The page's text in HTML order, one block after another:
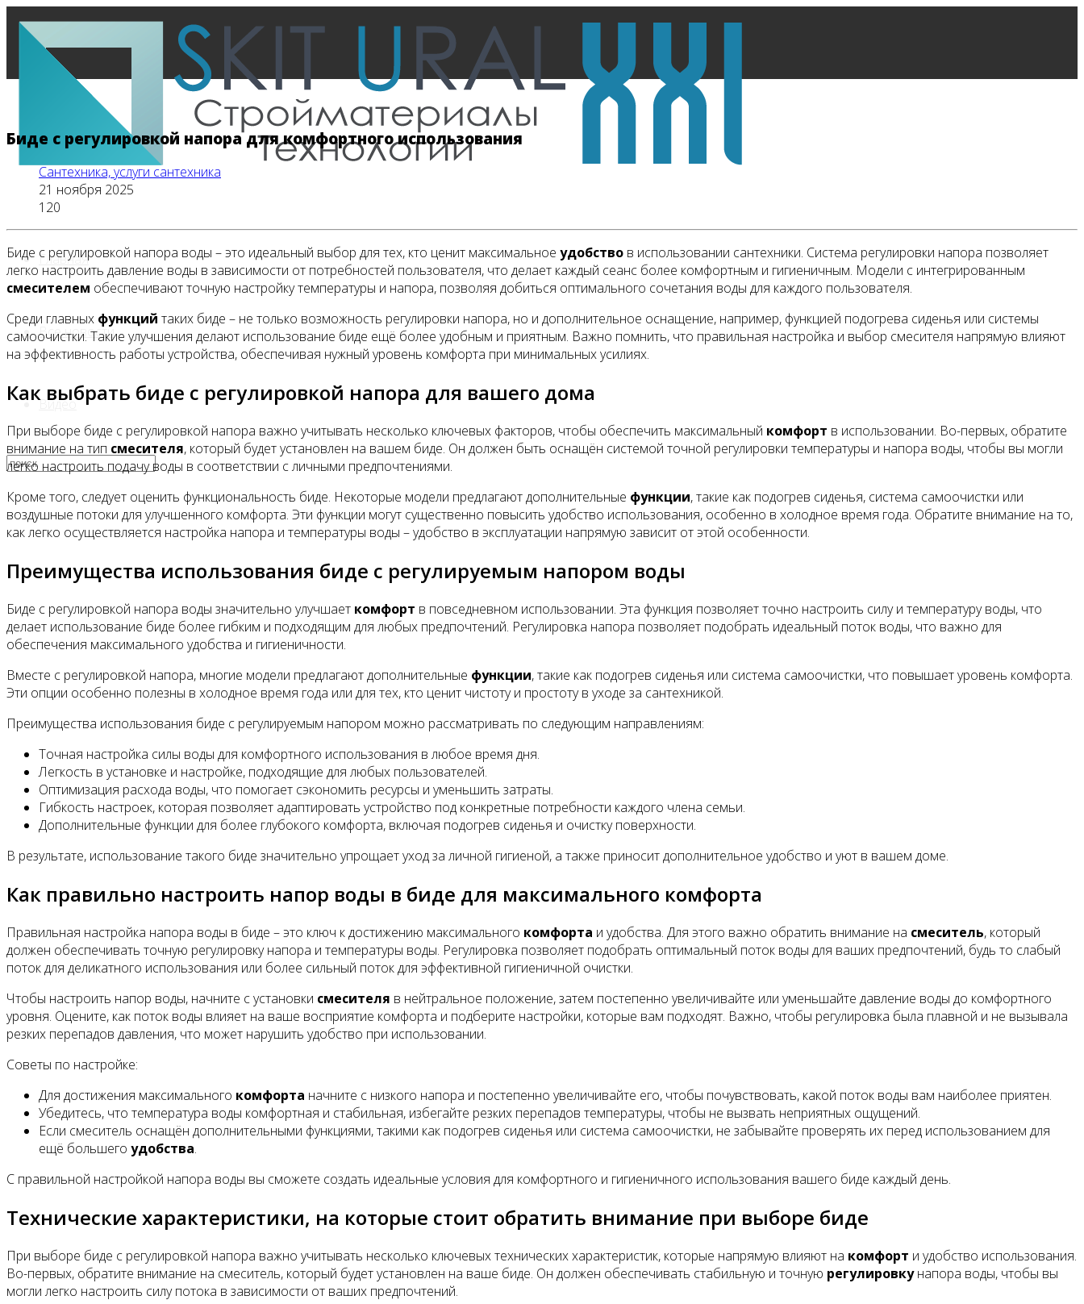
Главная
Все новости
Видео
Биде с регулировкой напора для комфортного использования
Сантехника, услуги сантехника
21 ноября 2025
120
Биде с регулировкой напора воды – это идеальный выбор для тех, кто ценит максимальное удобство в использовании сантехники. Система регулировки напора позволяет
легко настроить давление воды в зависимости от потребностей пользователя, что делает каждый сеанс более комфортным и гигиеничным. Модели с интегрированным
смесителем обеспечивают точную настройку температуры и напора, позволяя добиться оптимального сочетания воды для каждого пользователя.
Среди главных функций таких биде – не только возможность регулировки напора, но и дополнительное оснащение, например, функцией подогрева сиденья или системы
самоочистки. Такие улучшения делают использование биде ещё более удобным и приятным. Важно помнить, что правильная настройка и выбор смесителя напрямую влияют
на эффективность работы устройства, обеспечивая нужный уровень комфорта при минимальных усилиях.
Как выбрать биде с регулировкой напора для вашего дома
При выборе биде с регулировкой напора важно учитывать несколько ключевых факторов, чтобы обеспечить максимальный комфорт в использовании. Во-первых, обратите
внимание на тип смесителя, который будет установлен на вашем биде. Он должен быть оснащён системой точной регулировки температуры и напора воды, чтобы вы могли
легко настроить подачу воды в соответствии с личными предпочтениями.
Кроме того, следует оценить функциональность биде. Некоторые модели предлагают дополнительные функции, такие как подогрев сиденья, система самоочистки или
воздушные потоки для улучшенного комфорта. Эти функции могут существенно повысить удобство использования, особенно в холодное время года. Обратите внимание на то,
как легко осуществляется настройка напора и температуры воды – удобство в эксплуатации напрямую зависит от этой особенности.
Преимущества использования биде с регулируемым напором воды
Биде с регулировкой напора воды значительно улучшает комфорт в повседневном использовании. Эта функция позволяет точно настроить силу и температуру воды, что
делает использование биде более гибким и подходящим для любых предпочтений. Регулировка напора позволяет подобрать идеальный поток воды, что важно для
обеспечения максимального удобства и гигиеничности.
Вместе с регулировкой напора, многие модели предлагают дополнительные функции, такие как подогрев сиденья или система самоочистки, что повышает уровень комфорта.
Эти опции особенно полезны в холодное время года или для тех, кто ценит чистоту и простоту в уходе за сантехникой.
Преимущества использования биде с регулируемым напором можно рассматривать по следующим направлениям:
Точная настройка силы воды для комфортного использования в любое время дня.
Легкость в установке и настройке, подходящие для любых пользователей.
Оптимизация расхода воды, что помогает сэкономить ресурсы и уменьшить затраты.
Гибкость настроек, которая позволяет адаптировать устройство под конкретные потребности каждого члена семьи.
Дополнительные функции для более глубокого комфорта, включая подогрев сиденья и очистку поверхности.
В результате, использование такого биде значительно упрощает уход за личной гигиеной, а также приносит дополнительное удобство и уют в вашем доме.
Как правильно настроить напор воды в биде для максимального комфорта
Правильная настройка напора воды в биде – это ключ к достижению максимального комфорта и удобства. Для этого важно обратить внимание на смеситель, который
должен обеспечивать точную регулировку напора и температуры воды. Регулировка позволяет подобрать оптимальный поток воды для ваших предпочтений, будь то слабый
поток для деликатного использования или более сильный поток для эффективной гигиеничной очистки.
Чтобы настроить напор воды, начните с установки смесителя в нейтральное положение, затем постепенно увеличивайте или уменьшайте давление воды до комфортного
уровня. Оцените, как поток воды влияет на ваше восприятие комфорта и подберите настройки, которые вам подходят. Важно, чтобы регулировка была плавной и не вызывала
резких перепадов давления, что может нарушить удобство при использовании.
Советы по настройке:
Для достижения максимального комфорта начните с низкого напора и постепенно увеличивайте его, чтобы почувствовать, какой поток воды вам наиболее приятен.
Убедитесь, что температура воды комфортная и стабильная, избегайте резких перепадов температуры, чтобы не вызвать неприятных ощущений.
Если смеситель оснащён дополнительными функциями, такими как подогрев сиденья или система самоочистки, не забывайте проверять их перед использованием для
ещё большего удобства.
С правильной настройкой напора воды вы сможете создать идеальные условия для комфортного и гигиеничного использования вашего биде каждый день.
Технические характеристики, на которые стоит обратить внимание при выборе биде
При выборе биде с регулировкой напора важно учитывать несколько ключевых технических характеристик, которые напрямую влияют на комфорт и удобство использования.
Во-первых, обратите внимание на смеситель, который будет установлен на ваше биде. Он должен обеспечивать стабильную и точную регулировкунапора воды, чтобы вы
могли легко настроить силу потока в зависимости от ваших предпочтений.